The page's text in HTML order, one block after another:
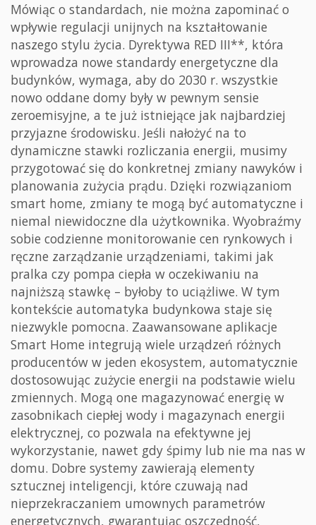
Mówiąc o standardach, nie można zapominać o
wpływie regulacji unijnych na kształtowanie
naszego stylu życia. Dyrektywa RED III**, która
wprowadza nowe standardy energetyczne dla
budynków, wymaga, aby do 2030 r. wszystkie
nowo oddane domy były w pewnym sensie
zeroemisyjne, a te już istniejące jak najbardziej
przyjazne środowisku. Jeśli nałożyć na to
dynamiczne stawki rozliczania energii, musimy
przygotować się do konkretnej zmiany nawyków i
planowania zużycia prądu. Dzięki rozwiązaniom
smart home, zmiany te mogą być automatyczne i
niemal niewidoczne dla użytkownika. Wyobraźmy
sobie codzienne monitorowanie cen rynkowych i
ręczne zarządzanie urządzeniami, takimi jak
pralka czy pompa ciepła w oczekiwaniu na
najniższą stawkę – byłoby to uciążliwe. W tym
kontekście automatyka budynkowa staje się
niezwykle pomocna. Zaawansowane aplikacje
Smart Home integrują wiele urządzeń różnych
producentów w jeden ekosystem, automatycznie
dostosowując zużycie energii na podstawie wielu
zmiennych. Mogą one magazynować energię w
zasobnikach ciepłej wody i magazynach energii
elektrycznej, co pozwala na efektywne jej
wykorzystanie, nawet gdy śpimy lub nie ma nas w
domu. Dobre systemy zawierają elementy
sztucznej inteligencji, które czuwają nad
nieprzekraczaniem umownych parametrów
energetycznych, gwarantując oszczędność,